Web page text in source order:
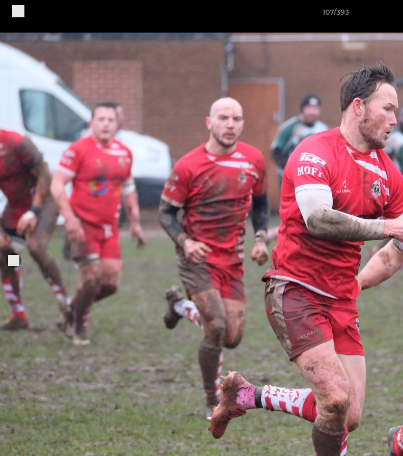
107/393